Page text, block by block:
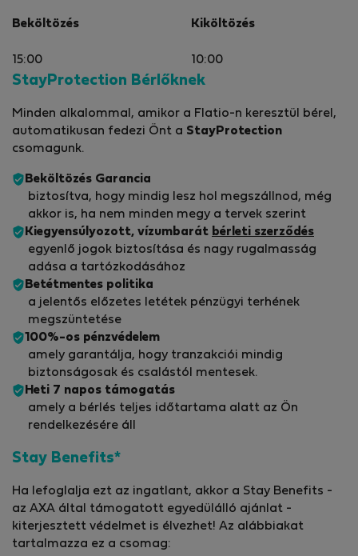
Beköltözés
15:00
Kiköltözés
10:00
StayProtection Bérlőknek
Minden alkalommal, amikor a Flatio-n keresztül bérel,
automatikusan fedezi Önt a StayProtection
csomagunk.
Beköltözés Garancia
biztosítva, hogy mindig lesz hol megszállnod, még
akkor is, ha nem minden megy a tervek szerint
Kiegyensúlyozott, vízumbarát bérleti szerződés
egyenlő jogok biztosítása és nagy rugalmasság
adása a tartózkodásához
Betétmentes politika
a jelentős előzetes letétek pénzügyi terhének
megszüntetése
100%-os pénzvédelem
amely garantálja, hogy tranzakciói mindig
biztonságosak és csalástól mentesek.
Heti 7 napos támogatás
amely a bérlés teljes időtartama alatt az Ön
rendelkezésére áll
Stay Benefits*
Ha lefoglalja ezt az ingatlant, akkor a Stay Benefits -
az AXA által támogatott egyedülálló ajánlat -
kiterjesztett védelmet is élvezhet! Az alábbiakat
tartalmazza ez a csomag: